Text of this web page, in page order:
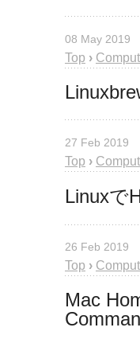
08 May 2019
Top ›
27 Feb 2019
Top ›
Linuxで
26 Feb 2019
Top ›
Mac